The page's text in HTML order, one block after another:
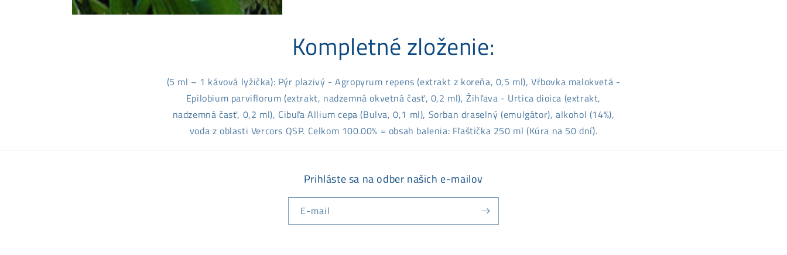
Kompletné zloženie:
(5 ml – 1 kávová lyžička): Pýr plazivý - Agropyrum repens (extrakt z koreňa, 0,5 ml), Vŕbovka malokvetá -
Epilobium parviflorum (extrakt, nadzemná okvetná časť, 0,2 ml), Žihľava - Urtica dioica (extrakt,
nadzemná časť, 0,2 ml), Cibuľa Allium cepa (Bulva, 0,1 ml), Sorban draselný (emulgátor), alkohol (14%),
voda z oblasti Vercors QSP. Celkom 100.00% = obsah balenia: Fľaštička 250 ml (Kúra na 50 dní).
Prihláste sa na odber našich e-mailov
E-mail